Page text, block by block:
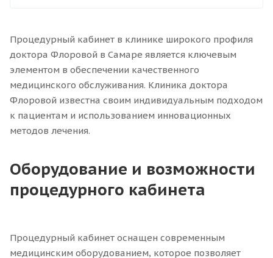
Процедурный кабинет в клинике широкого профиля
доктора Флоровой в Самаре является ключевым
элементом в обеспечении качественного
медицинского обслуживания. Клиника доктора
Флоровой известна своим индивидуальным подходом
к пациентам и использованием инновационных
методов лечения.
Оборудование и возможности
процедурного кабинета
Процедурный кабинет оснащен современным
медицинским оборудованием, которое позволяет